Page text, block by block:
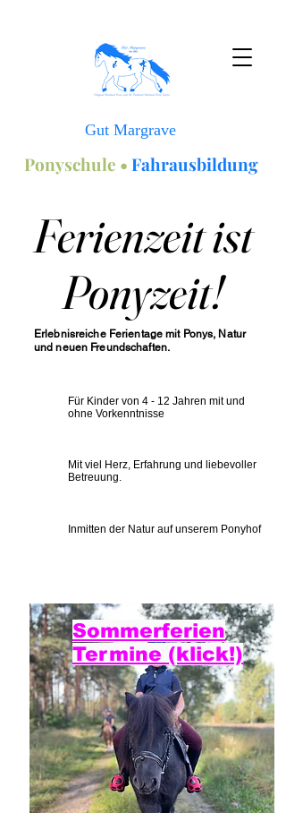
Gut Margrave
Ponyschule •Fahrausbildung
Ferienzeit ist
Ponyzeit!
Ferienzeit ist
Ponyzeit!
Erlebnisreiche Ferientage mit Ponys, Natur
und neuen Freundschaften.
Für Kinder von 4 - 12 Jahren mit und
ohne Vorkenntnisse
Mit viel Herz, Erfahrung und liebevoller
Betreuung.
Inmitten der Natur auf unserem Ponyhof
Sommerferien
Termine (klick!)